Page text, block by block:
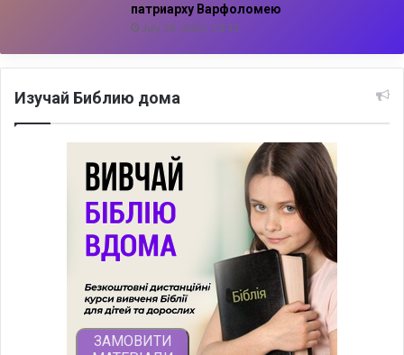
патриарху Варфоломею
July 29, 2022, 23:42
Изучай Библию дома